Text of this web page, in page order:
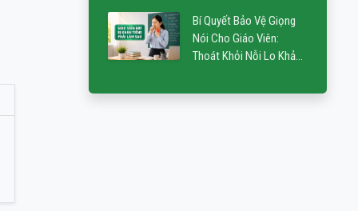
Bí Quyết Bảo Vệ Giọng
Nói Cho Giáo Viên:
Thoát Khỏi Nỗi Lo Khản